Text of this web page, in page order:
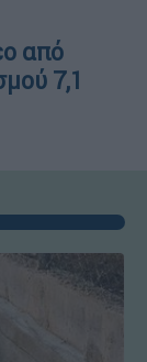
από
7,1